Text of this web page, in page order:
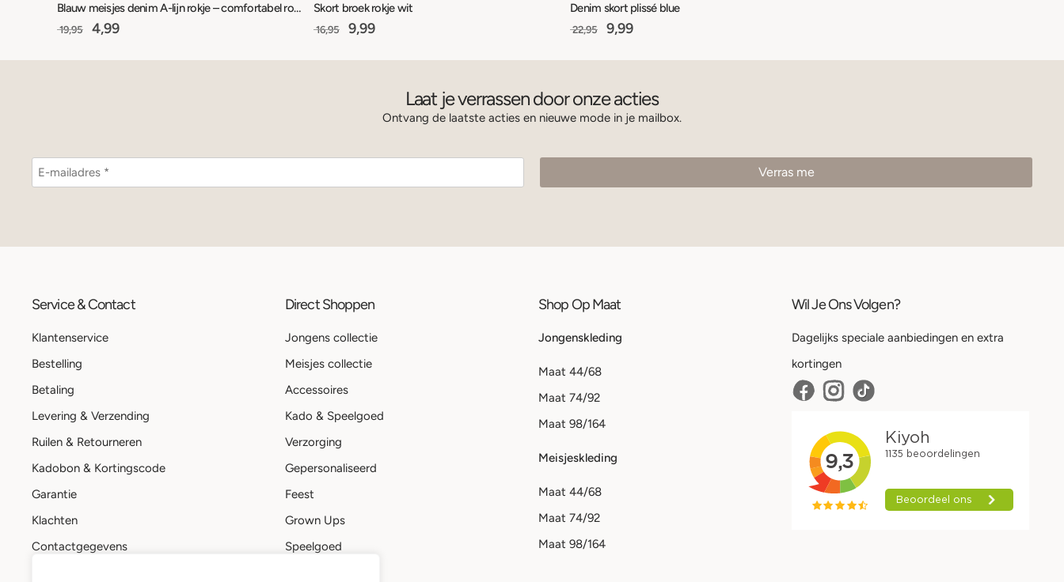
Blauw meisjes denim A-lijn rokje – comfortabel rokje met elastische taille
19,95 4,99
Skort broek rokje wit
16,95 9,99
Denim skort plissé blue
22,95 9,99
Laat je verrassen door onze acties
Ontvang de laatste acties en nieuwe mode in je mailbox.
Service & Contact
Klantenservice
Bestelling
Betaling
Levering & Verzending
Ruilen & Retourneren
Kadobon & Kortingscode
Garantie
Klachten
Contactgegevens
Direct Shoppen
Jongens collectie
Meisjes collectie
Accessoires
Kado & Speelgoed
Verzorging
Gepersonaliseerd
Feest
Grown Ups
Speelgoed
Shop Op Maat
Jongenskleding
Maat 44/68
Maat 74/92
Maat 98/164
Meisjeskleding
Maat 44/68
Maat 74/92
Maat 98/164
Wil Je Ons Volgen?
Dagelijks speciale aanbiedingen en extra
kortingen